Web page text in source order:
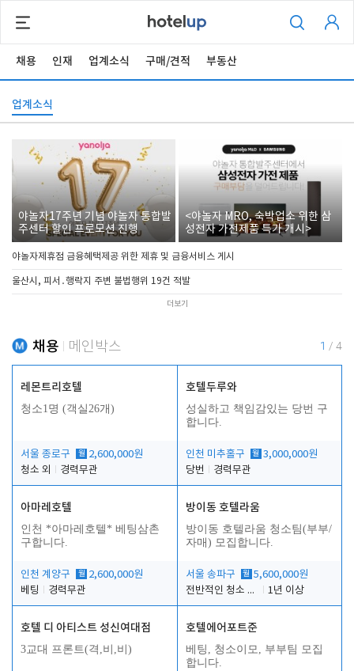
채용 인재 업계소식 구매/견적 부동산
업계소식
야놀자17주년 기념 야놀자 통합발
주센터 할인 프로모션 진행
<야놀자 MRO, 숙박업소 위한 삼
성전자 가전제품 특가 개시>
야놀자제휴점 금융혜택제공 위한 제휴 및 금융서비스 게시
울산시, 피서․행락지 주변 불법행위 19건 적발
더보기
채용 메인박스 1 / 4
레몬트리호텔
청소1명 (객실26개)
서울 종로구 월 2,600,000원
청소 외
경력무관
호텔두루와
성실하고 책임감있는 당번 구
합니다.
인천 미추홀구 월 3,000,000원
당번
경력무관
아마레호텔
인천 *아마레호텔* 베팅삼촌
구합니다.
인천 계양구 월 2,600,000원
베팅
경력무관
방이동 호텔라움
방이동 호텔라움 청소팀(부부/
자매) 모집합니다.
서울 송파구 월 5,600,000원
전반적인 청소 업무(객실청소.객실정리)
1년 이상
호텔 디 아티스트 성신여대점
3교대 프론트(격,비,비)
호텔에어포트준
베팅, 청소이모, 부부팀 모집
합니다.